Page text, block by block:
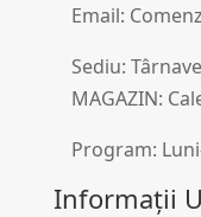
Email:
Sediu:
MAGAZIN:
Program:
Informații